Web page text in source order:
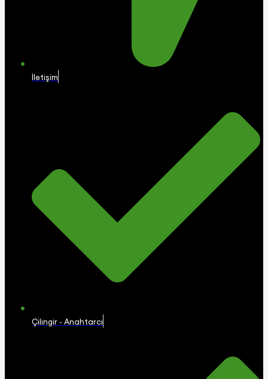
İletişim
Çilingir - Anahtarcı